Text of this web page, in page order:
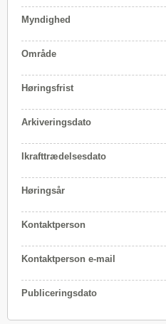
Myndighed
Område
Høringsfrist
Arkiveringsdato
Ikrafttrædelsesdato
Høringsår
Kontaktperson
Kontaktperson e-mail
Publiceringsdato